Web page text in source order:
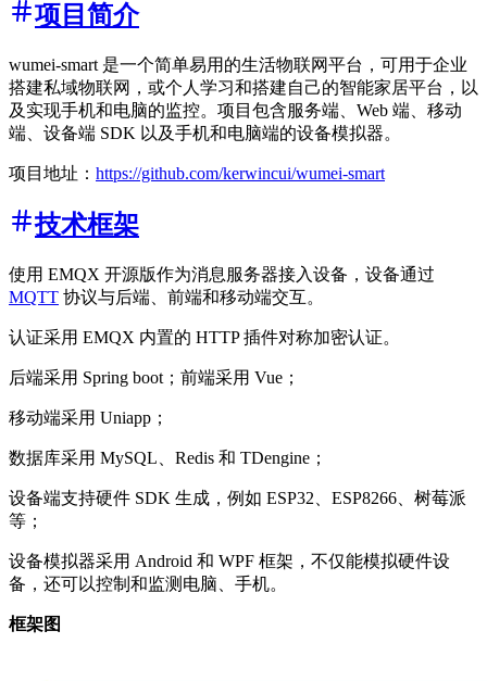
项目简介
wumei-smart 是一个简单易用的生活物联网平台，可用于企业
搭建私域物联网，或个人学习和搭建自己的智能家居平台，以
及实现手机和电脑的监控。项目包含服务端、Web 端、移动
端、设备端 SDK 以及手机和电脑端的设备模拟器。
项目地址： https://github.com/kerwincui/wumei-smart
技术框架
使用 EMQX 开源版作为消息服务器接入设备，设备通过
MQTT 协议与后端、前端和移动端交互。
认证采用 EMQX 内置的 HTTP 插件对称加密认证。
后端采用 Spring boot；前端采用 Vue；
移动端采用 Uniapp；
数据库采用 MySQL、Redis 和 TDengine；
设备端支持硬件 SDK 生成，例如 ESP32、ESP8266、树莓派
等；
设备模拟器采用 Android 和 WPF 框架，不仅能模拟硬件设
备，还可以控制和监测电脑、手机。
框架图